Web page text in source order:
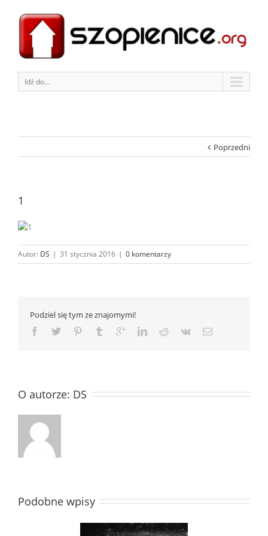
Idź do...
Poprzedni
1
Autor: DS | 31 stycznia 2016 | 0 komentarzy
Podziel się tym ze znajomymi!
O autorze: DS
Podobne wpisy